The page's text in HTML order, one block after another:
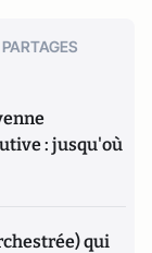
: jusqu'où
qui